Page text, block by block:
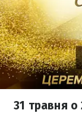
31 травня о